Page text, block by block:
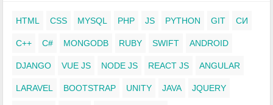
HTML CSS MYSQL PHP JS PYTHON GIT СИ
C++ C# MONGODB RUBY SWIFT ANDROID
DJANGO VUE JS NODE JS REACT JS ANGULAR
LARAVEL BOOTSTRAP UNITY JAVA JQUERY